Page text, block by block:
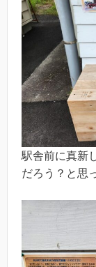
駅舎前に真新
だろう？と思